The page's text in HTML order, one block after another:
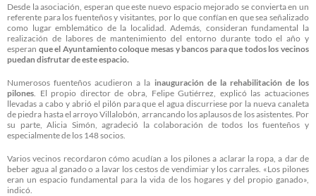
Desde la asociación, esperan que este nuevo espacio mejorado se convierta en un
referente para los fuenteños y visitantes, por lo que confían en que sea señalizado
como lugar emblemático de la localidad. Además, consideran fundamental la
realización de labores de mantenimiento del entorno durante todo el año y
esperan que el Ayuntamiento coloque mesas y bancos para que todos los vecinos
puedan disfrutar de este espacio.
Numerosos fuenteños acudieron a la inauguración de la rehabilitación de los
pilones . El propio director de obra, Felipe Gutiérrez, explicó las actuaciones
llevadas a cabo y abrió el pilón para que el agua discurriese por la nueva canaleta
de piedra hasta el arroyo Villalobón, arrancando los aplausos de los asistentes. Por
su parte, Alicia Simón, agradeció la colaboración de todos los fuenteños y
especialmente de los 148 socios.
Varios vecinos recordaron cómo acudían a los pilones a aclarar la ropa, a dar de
beber agua al ganado o a lavar los cestos de vendimiar y los carrales. «Los pilones
eran un espacio fundamental para la vida de los hogares y del propio ganado»,
indicó.